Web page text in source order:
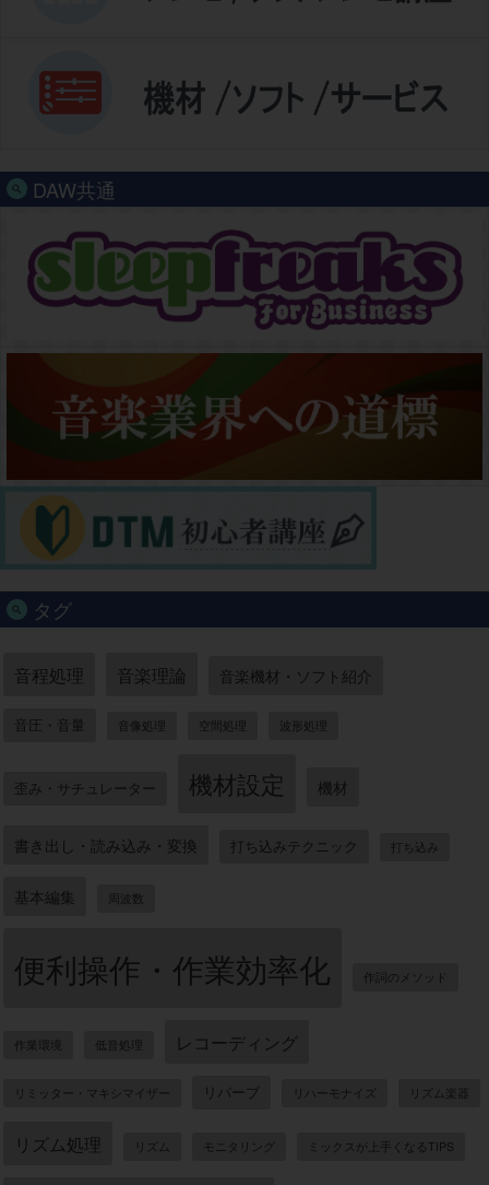
DAW共通
タグ
音程処理 音楽理論 音楽機材・ソフト紹介
音圧・音量 音像処理 空間処理 波形処理
歪み・サチュレーター 機材設定 機材
書き出し・読み込み・変換 打ち込みテクニック 打ち込み
基本編集 周波数
便利操作・作業効率化 作詞のメソッド
作業環境 低音処理 レコーディング
リミッター・マキシマイザー リバーブ リハーモナイズ リズム楽器
リズム処理 リズム モニタリング ミックスが上手くなるTIPS